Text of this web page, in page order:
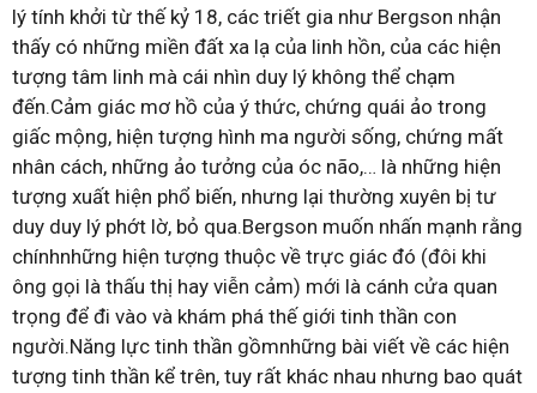
lý tính khởi từ thế kỷ 18, các triết gia như Bergson nhận
thấy có những miền đất xa lạ của linh hồn, của các hiện
tượng tâm linh mà cái nhìn duy lý không thể chạm
đến.Cảm giác mơ hồ của ý thức, chứng quái ảo trong
giấc mộng, hiện tượng hình ma người sống, chứng mất
nhân cách, những ảo tưởng của óc não,… là những hiện
tượng xuất hiện phổ biến, nhưng lại thường xuyên bị tư
duy duy lý phớt lờ, bỏ qua.Bergson muốn nhấn mạnh rằng
chínhnhững hiện tượng thuộc về trực giác đó (đôi khi
ông gọi là thấu thị hay viễn cảm) mới là cánh cửa quan
trọng để đi vào và khám phá thế giới tinh thần con
người.Năng lực tinh thần gồmnhững bài viết về các hiện
tượng tinh thần kể trên, tuy rất khác nhau nhưng bao quát